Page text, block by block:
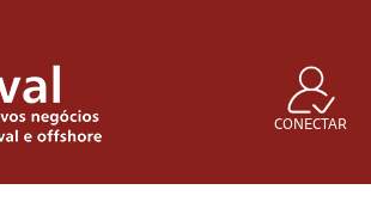
CONECTAR